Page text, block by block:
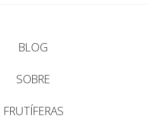
BLOG
SOBRE
FRUTÍFERAS